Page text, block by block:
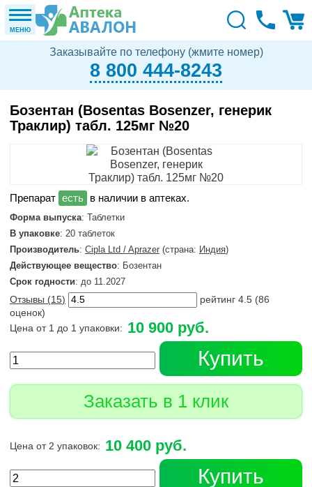
МЕНЮ
Заказывайте по телефону (жмите номер)
8 800 444-8243
Бозентан (Bosentas Bosenzer, генерик
Траклир) табл. 125мг №20
в наличии в аптеках.
Форма выпуска: Таблетки
В упаковке: 20 таблеток
Производитель: Cipla Ltd / Aprazer (страна: Индия)
Действующее вещество: Бозентан
Срок годности: до 11.2027
Отзывы (15) рейтинг 4.5 (86
оценок)
Цена от 1 до 1 упаковки: 10 900 руб.
Купить
Заказать в 1 клик
Цена от 2 упаковок: 10 400 руб.
Купить